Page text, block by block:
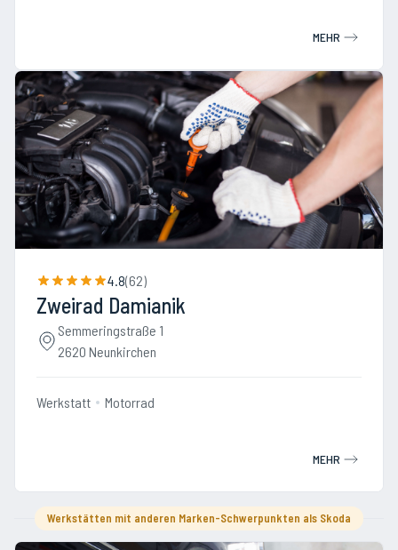
MEHR
4.8(62)
Zweirad Damianik
Semmeringstraße 1
2620 Neunkirchen
Werkstatt Motorrad
MEHR
Werkstätten mit anderen Marken-Schwerpunkten als Skoda